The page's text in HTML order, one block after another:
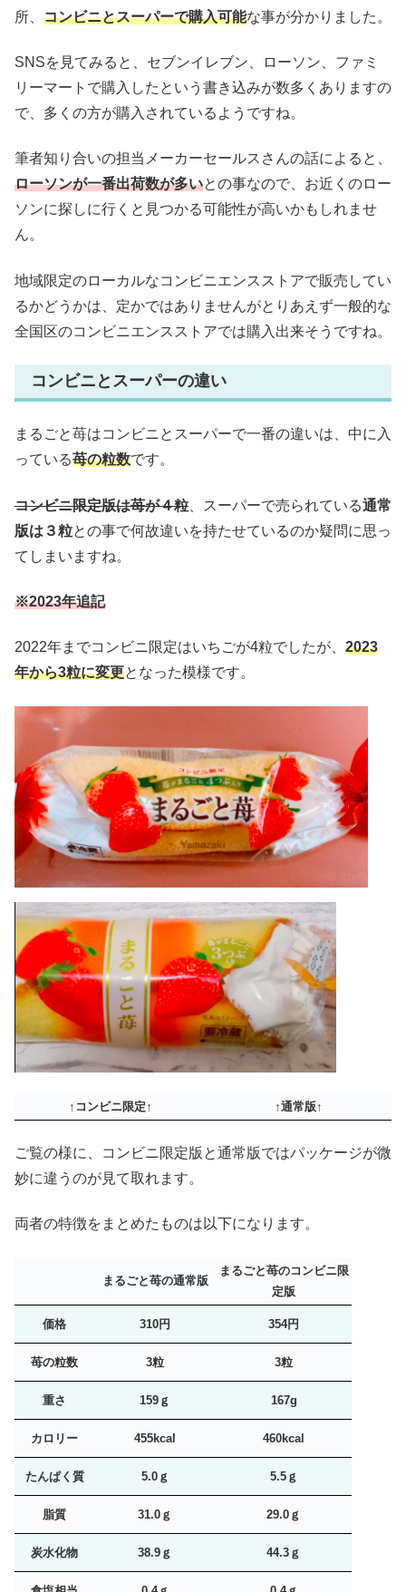
所、 コンビニとスーパーで購入可能な事が分かりました。
SNSを見てみると、セブンイレブン、ローソン、ファミ
リーマートで購入したという書き込みが数多くありますの
で、多くの方が購入されているようですね。
筆者知り合いの担当メーカーセールスさんの話によると、
ローソンが一番出荷数が多いとの事なので、お近くのロー
ソンに探しに行くと見つかる可能性が高いかもしれませ
ん。
地域限定のローカルなコンビニエンスストアで販売してい
るかどうかは、定かではありませんがとりあえず一般的な
全国区のコンビニエンスストアでは購入出来そうですね。
コンビニとスーパーの違い
まるごと苺はコンビニとスーパーで一番の違いは、中に入
っている苺の粒数です。
コンビニ限定版は苺が４粒 、スーパーで売られている通常
版は３粒との事で何故違いを持たせているのか疑問に思っ
てしまいますね。
※2023年追記
2022年までコンビニ限定はいちごが4粒でしたが、 2023
年から3粒に変更となった模様です。
↑コンビニ限定↑ ↑通常版↑
ご覧の様に、コンビニ限定版と通常版ではパッケージが微
妙に違うのが見て取れます。
両者の特徴をまとめたものは以下になります。
まるごと苺の通常版
まるごと苺のコンビニ限
定版
価格 310円 354円
苺の粒数 3粒 3粒
重さ 159ｇ 167g
カロリー 455kcal 460kcal
たんぱく質 5.0ｇ 5.5ｇ
脂質 31.0ｇ 29.0ｇ
炭水化物 38.9ｇ 44.3ｇ